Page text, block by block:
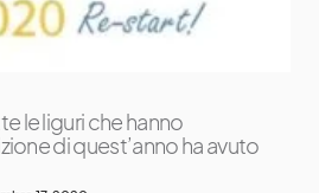
le liguri che hanno
di quest’anno ha avuto